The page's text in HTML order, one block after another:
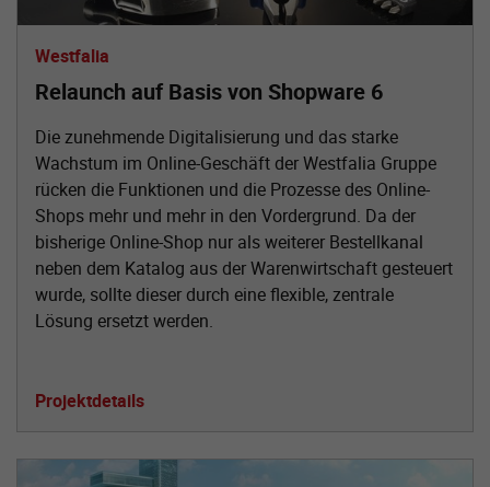
Westfalia
Relaunch auf Basis von Shopware 6
Die zunehmende Digitalisierung und das starke
Wachstum im Online-Geschäft der Westfalia Gruppe
rücken die Funktionen und die Prozesse des Online-
Shops mehr und mehr in den Vordergrund. Da der
bisherige Online-Shop nur als weiterer Bestellkanal
neben dem Katalog aus der Warenwirtschaft gesteuert
wurde, sollte dieser durch eine flexible, zentrale
Lösung ersetzt werden.
Projektdetails